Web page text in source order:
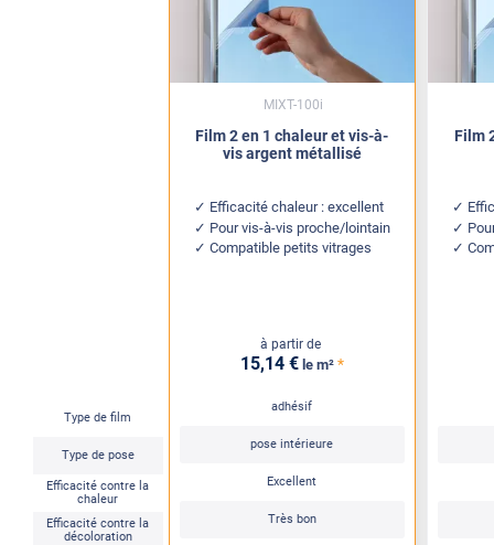
Type de film
Type de pose
Efficacité contre la
chaleur
Efficacité contre la
décoloration
Film 2 en 1 chaleur et vis-à-
vis argent métallisé
Efficacité chaleur : excellent
Pour vis-à-vis proche/lointain
Compatible petits vitrages
à partir de
15,14 € le m² *
adhésif
pose intérieure
Excellent
Très bon
MIXT-100i
Film